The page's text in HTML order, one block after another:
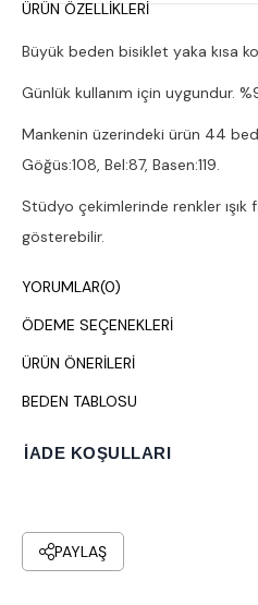
ÜRÜN ÖZELLIKLERI
Büyük beden bisiklet yaka kısa
Günlük kullanım için uygundur.
Mankenin üzerindeki ürün 44
Göğüs:108, Bel:87, Basen:119.
Stüdyo çekimlerinde renkler ışık
gösterebilir.
Çamaşır makinesinde 30°
YORUMLAR(0)
ÖDEME SEÇENEKLERI
ÜRÜN ÖNERILERI
BEDEN TABLOSU
İADE KOŞULLARI
PAYLAŞ